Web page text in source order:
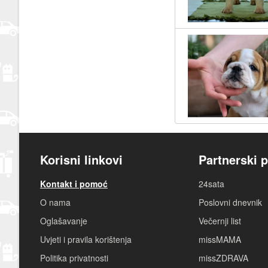
Korisni linkovi
Kontakt i pomoć
O nama
Oglašavanje
Uvjeti i pravila korištenja
Politika privatnosti
Partnerski
24sata
Poslovni dnevnik
Večernji list
missMAMA
missZDRAVA